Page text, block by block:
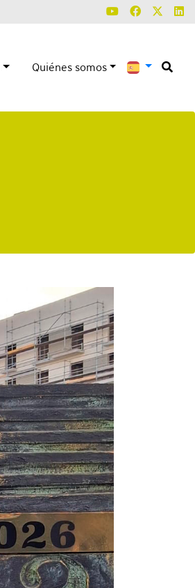
Quiénes somos